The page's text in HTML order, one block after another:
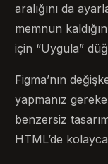
aralığını da
memnun
için “Uygula”
Figma’nın
yapmanız
benzersiz
HTML’de